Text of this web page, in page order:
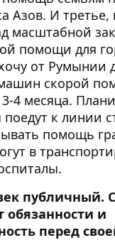
Азов. И
масштабной
помощи для
от Румынии
скорой
4 месяца.
к линии
помощь
в
публичный.
обязанности и
перед